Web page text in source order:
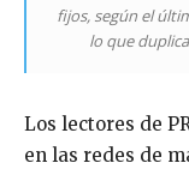
fijos, según el
lo que
Los lectores de
en las redes de